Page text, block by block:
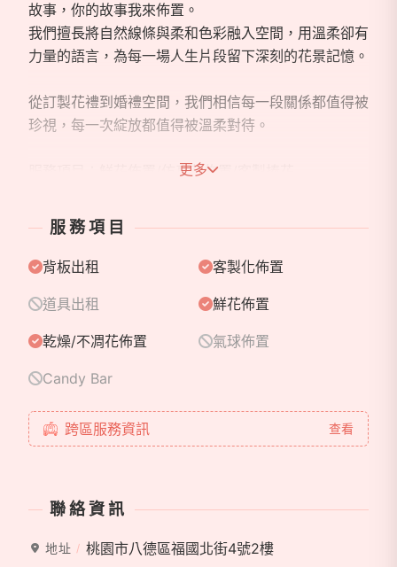
故事，你的故事我來佈置。
我們擅長將自然線條與柔和色彩融入空間，用溫柔卻有
力量的語言，為每一場人生片段留下深刻的花景記憶。
從訂製花禮到婚禮空間，我們相信每一段關係都值得被
珍視，每一次綻放都值得被溫柔對待。
服務項目：鮮花佈置/仿真花佈置/客製捧花
更多
服務項目
背板出租 客製化佈置
道具出租 鮮花佈置
乾燥/不凋花佈置 氣球佈置
Candy Bar
跨區服務資訊 查看
聯絡資訊
地址 桃園市八德區福國北街4號2樓